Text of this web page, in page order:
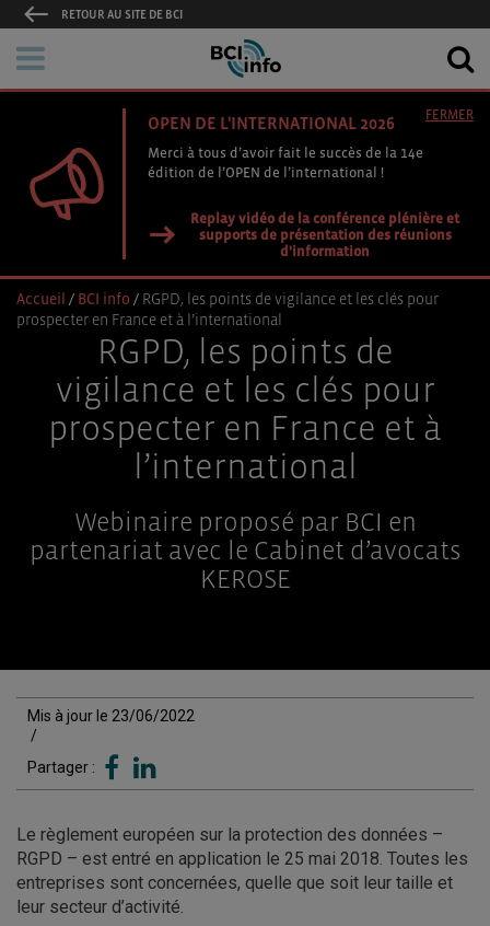
RETOUR AU SITE DE BCI
OPEN DE L'INTERNATIONAL 2026
Merci à tous d’avoir fait le succès de la 14e
édition de l’OPEN de l’international !
Replay vidéo de la conférence plénière et
supports de présentation des réunions
d'information
FERMER
Accueil / BCI info / RGPD, les points de vigilance et les clés pour
prospecter en France et à l’international
RGPD, les points de
vigilance et les clés pour
prospecter en France et à
l’international
Webinaire proposé par BCI en
partenariat avec le Cabinet d’avocats
KEROSE
Mis à jour le 23/06/2022
/
Partager :
Le règlement européen sur la protection des données –
RGPD – est entré en application le 25 mai 2018. Toutes les
entreprises sont concernées, quelle que soit leur taille et
leur secteur d’activité.